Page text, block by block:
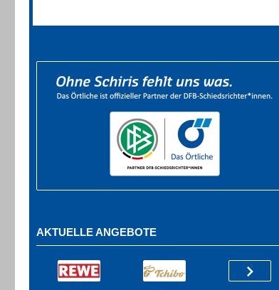
AKTUELLE ANGEBOTE